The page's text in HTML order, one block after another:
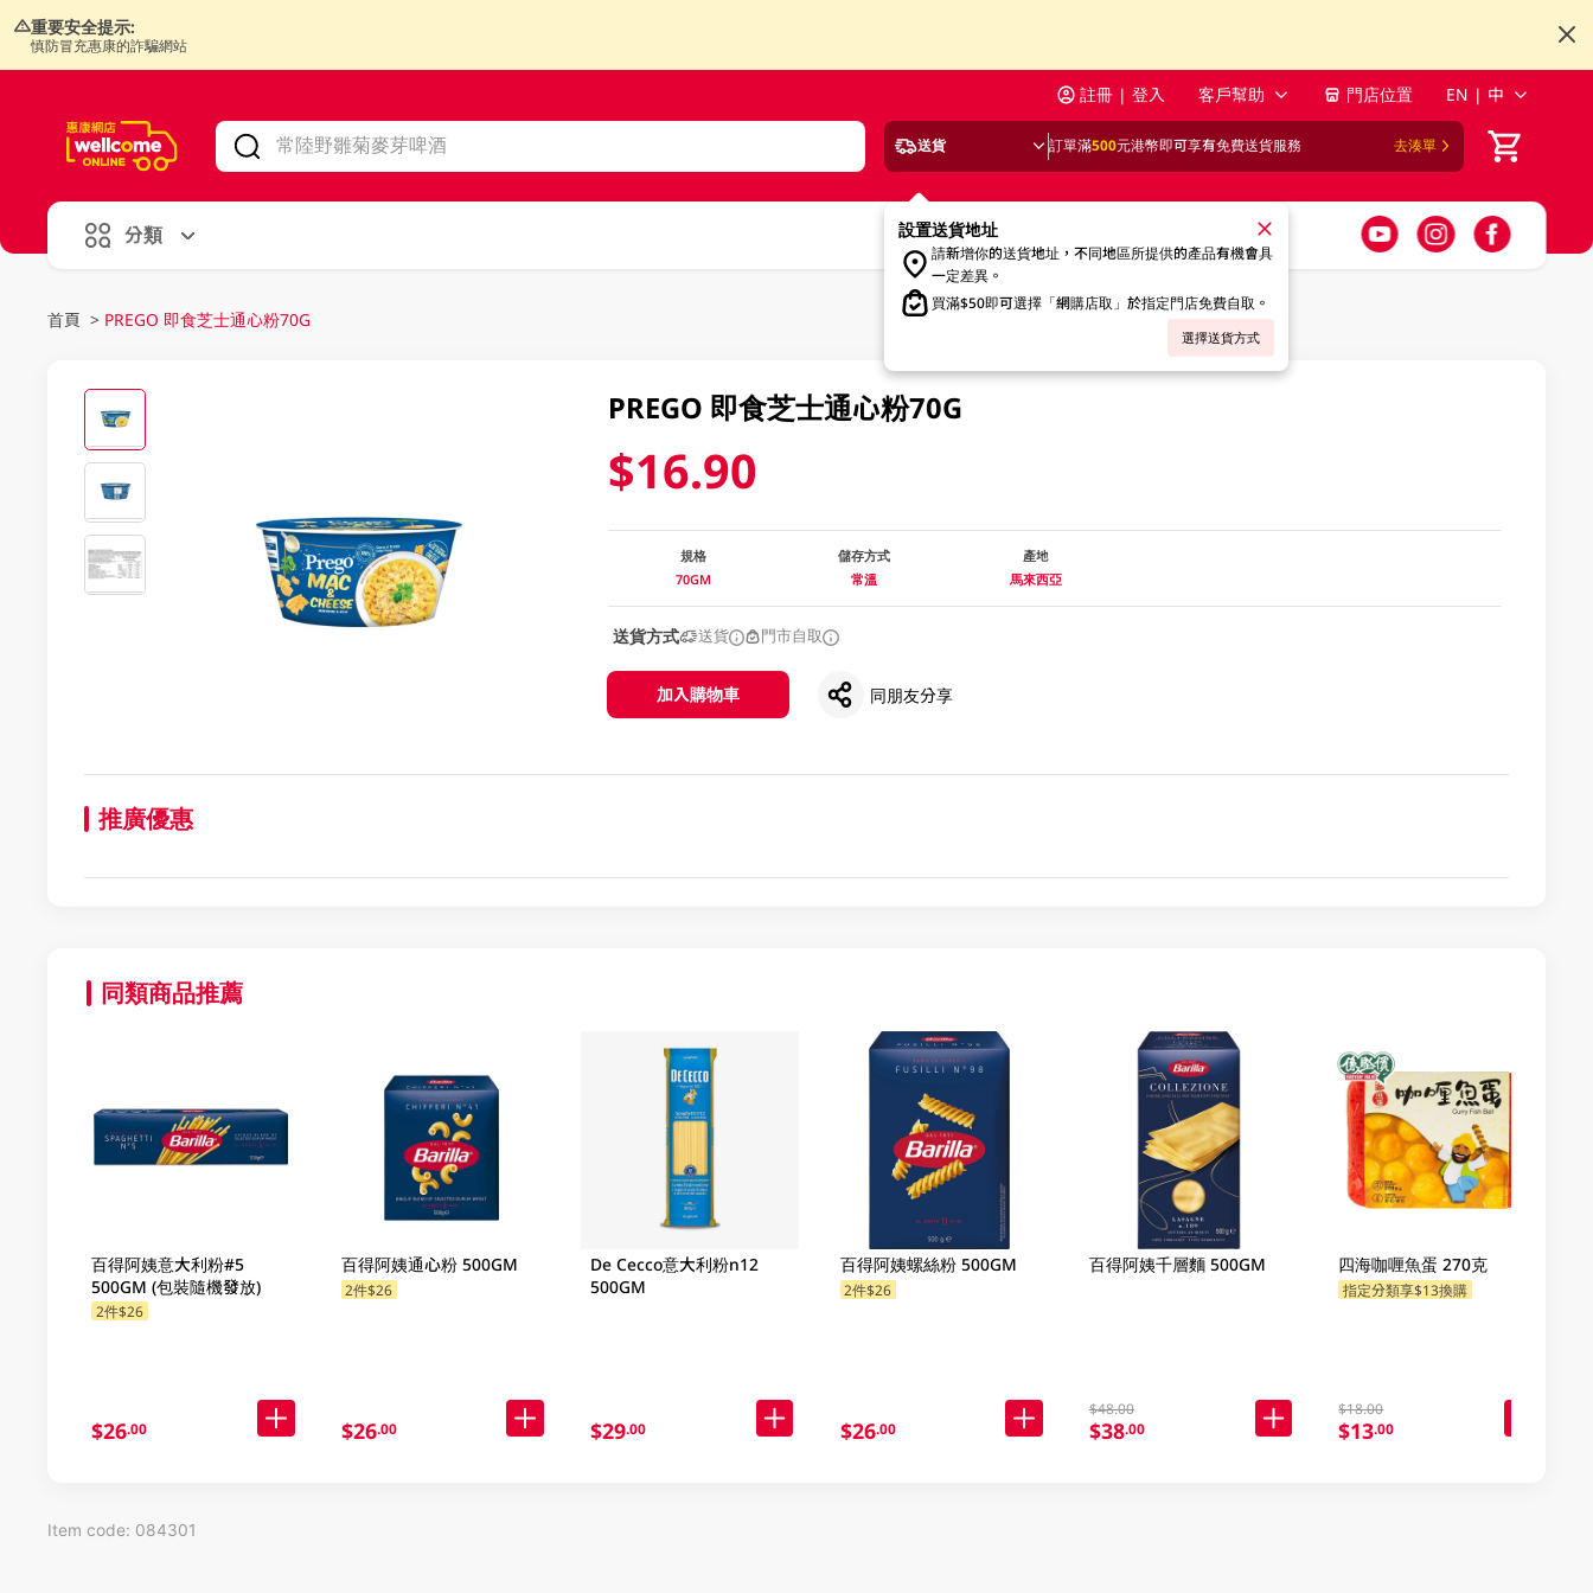
重要安全提示:
慎防冒充惠康的詐騙網站
註冊 | 登入 客戶幫助 門店位置 EN | 中
送貨 訂單滿500元港幣即可享有免費送貨服務 去湊單
設置送貨地址
請新增你的送貨地址，不同地區所提供的產品有機會具
一定差異。
買滿$50即可選擇「網購店取」於指定門店免費自取。
選擇送貨方式
分類
首頁 > PREGO 即食芝士通心粉70G
PREGO 即食芝士通心粉70G
$16.90
規格
70GM
儲存方式
常溫
產地
馬來西亞
送貨方式 送貨 門市自取
加入購物車 同朋友分享
推廣優惠
同類商品推薦
百得阿姨意大利粉#5
500GM (包裝隨機發放)
2件$26
$26.00
百得阿姨通心粉 500GM
2件$26
$26.00
De Cecco意大利粉n12
500GM
$29.00
百得阿姨螺絲粉 500GM
2件$26
$26.00
百得阿姨千層麵 500GM
$48.00
$38.00
四海咖喱魚蛋 270克
指定分類享$13換購
$18.00
$13.00
Item code: 084301